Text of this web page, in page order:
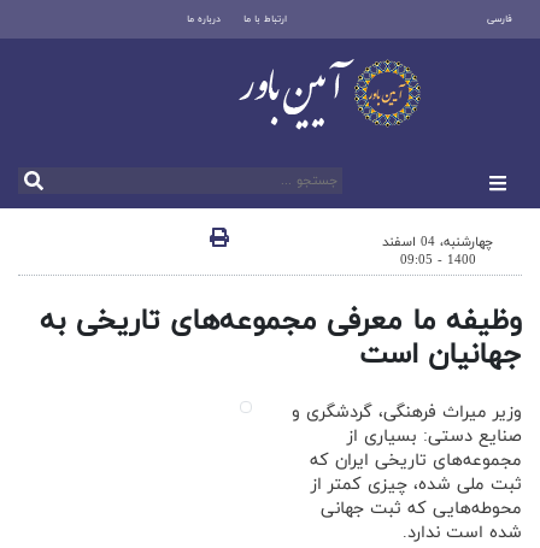
فارسی ارتباط با ما درباره ما
چهارشنبه، 04 اسفند
1400 - 09:05
وظیفه ما معرفی مجموعه‌های تاریخی به
جهانیان است
وزیر میراث فرهنگی، گردشگری و
صنایع دستی: بسیاری از
مجموعه‌های تاریخی ایران که
ثبت ملی شده، چیزی کمتر از
محوطه‌هایی که ثبت جهانی
شده است ندارد.